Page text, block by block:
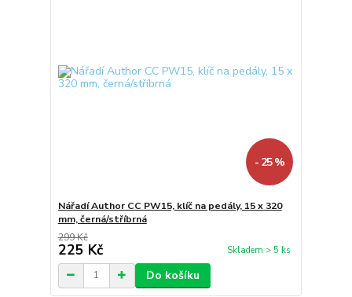
- 25 %
Nářadí Author CC PW15, klíč na pedály, 15 x 320
mm, černá/stříbrná
299 Kč
225 Kč Skladem > 5 ks
Do košíku